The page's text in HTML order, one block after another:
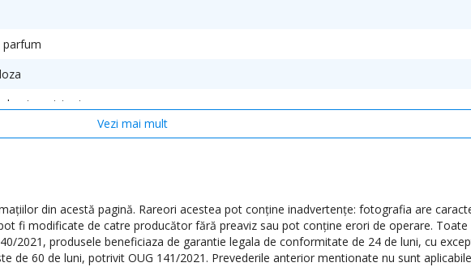
parfum
rezistent
Vezi mai mult
din acestă pagină. Rareori acestea pot conţine inadvertenţe: fotografia are
fi modificate de catre producător fără preaviz sau pot conţine erori de operare.
2021, produsele beneficiaza de garantie legala de conformitate de 24 de luni, cu
de 60 de luni, potrivit OUG 141/2021. Prevederile anterior mentionate nu sunt